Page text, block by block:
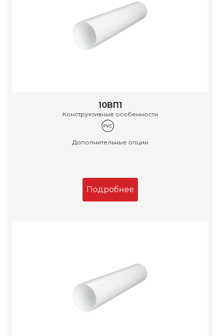
10ВП1
Конструктивные особенности
Дополнительные опции
Подробнее